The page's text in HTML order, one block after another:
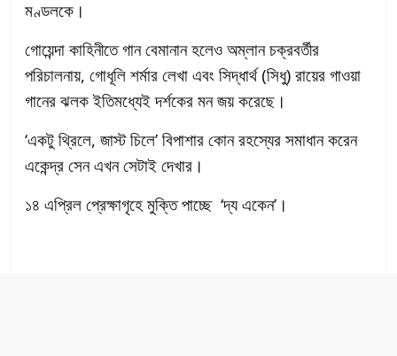
মণ্ডলকে।
গোয়েন্দা কাহিনীতে গান বেমানান হলেও অম্লান চক্রবর্তীর
পরিচালনায়, গোধূলি শর্মার লেখা এবং সিদ্ধার্থ (সিধু) রায়ের গাওয়া
গানের ঝলক ইতিমধ্যেই দর্শকের মন জয় করেছে।
‘একটু থ্রিলে, জাস্ট চিলে’ বিপাশার কোন রহস্যের সমাধান করেন
একেন্দ্র সেন এখন সেটাই দেখার।
১৪ এপ্রিল প্রেক্ষাগৃহে মুক্তি পাচ্ছে ‘দ্য একেন’।